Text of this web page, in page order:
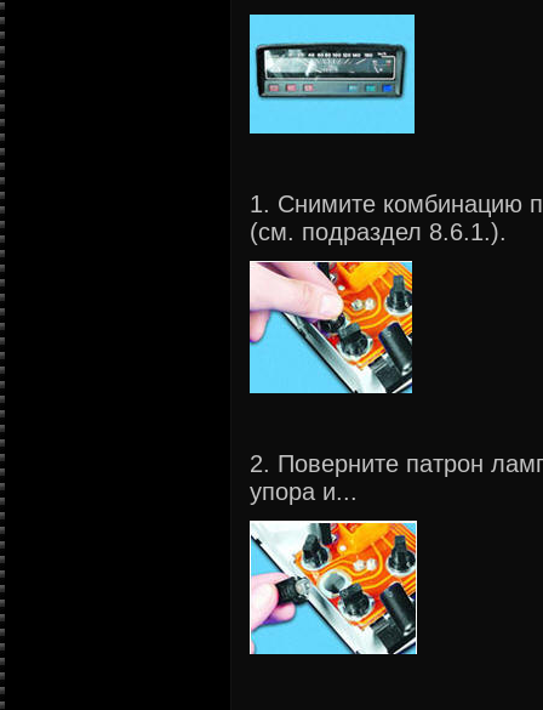
1. Снимите комбинацию
(см. подраздел 8.6.1.).
2. Поверните патрон
упора и...